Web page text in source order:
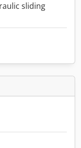
sliding